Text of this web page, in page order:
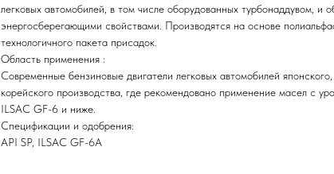
легковых автомобилей, в том числе оборудованных турбонаддувом, и
энергосберегающими свойствами. Производятся на основе
технологичного пакета присадок.
Область применения :
Современные бензиновые двигатели легковых автомобилей
корейского производства, где рекомендовано применение масел с
ILSAC GF-6 и ниже.
Спецификации и одобрения:
API SP, ILSAC GF-6A